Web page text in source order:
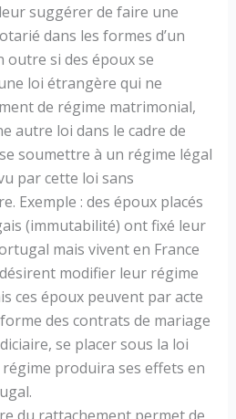
suggérer de faire une
dans les formes d’un
outre si des époux se
loi étrangère qui ne
de régime matrimonial,
autre loi dans le cadre de
soumettre à un régime légal
par cette loi sans
Exemple : des époux placés
(immutabilité) ont fixé leur
mais vivent en France
modifier leur régime
ces époux peuvent par acte
des contrats de mariage
se placer sous la loi
produira ses effets en